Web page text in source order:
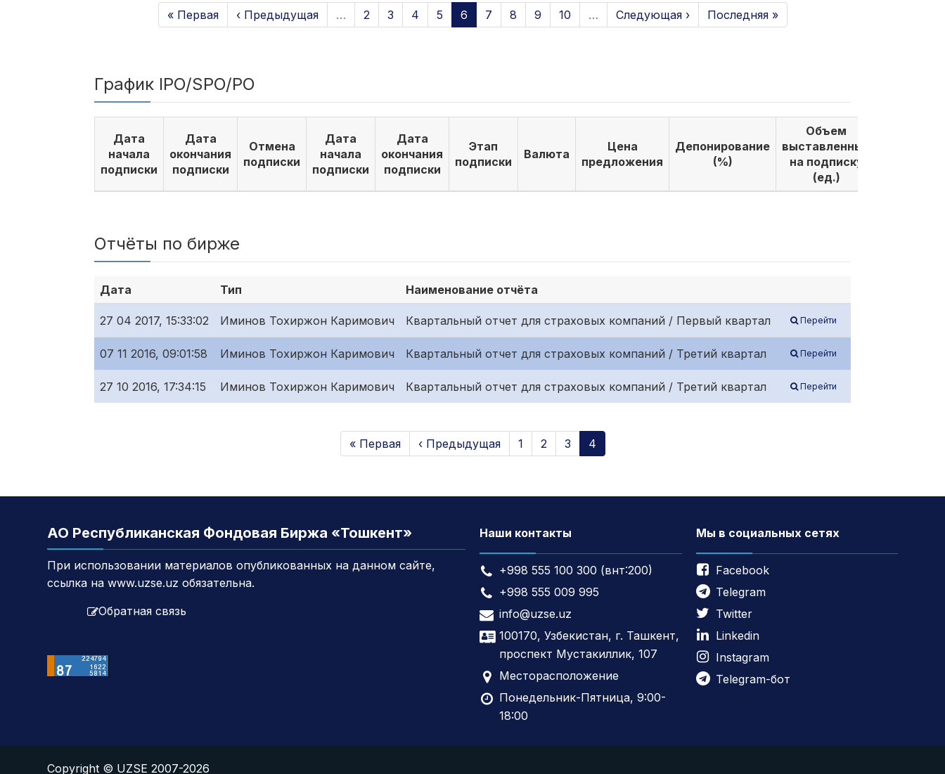
« Первая ‹ Предыдущая … 2 3 4 5 6 7 8 9 10 … Следующая › Последняя »
График IPO/SPO/PO
Дата
начала
подписки
Дата
окончания
подписки
Отмена
подписки
Дата
начала
подписки
Дата
окончания
подписки
Этап
подписки
Валюта
Цена
предложения
Депонирование
(%)
Объем
выставленных
на подписку
(ед.)
Отчёты по бирже
Дата Тип Наименование отчёта
27 04 2017, 15:33:02 Иминов Тохиржон Каримович Квартальный отчет для страховых компаний / Первый квартал Перейти
07 11 2016, 09:01:58 Иминов Тохиржон Каримович Квартальный отчет для страховых компаний / Третий квартал Перейти
27 10 2016, 17:34:15 Иминов Тохиржон Каримович Квартальный отчет для страховых компаний / Третий квартал Перейти
« Первая ‹ Предыдущая 1 2 3 4
АО Республиканская Фондовая Биржа «Тошкент»
При использовании материалов опубликованных на данном сайте,
ссылка на www.uzse.uz обязательна.
Обратная связь
Наши контакты
+998 555 100 300 (внт:200)
+998 555 009 995
info@uzse.uz
100170, Узбекистан, г. Ташкент,
проспект Мустакиллик, 107
Месторасположение
Понедельник-Пятница, 9:00-
18:00
Мы в социальных сетях
Facebook
Telegram
Twitter
Linkedin
Instagram
Telegram-бот
Copyright © UZSE 2007-2026